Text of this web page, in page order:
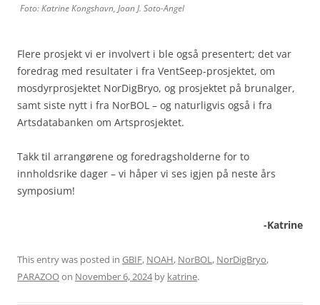
Foto: Katrine Kongshavn, Joan J. Soto-Angel
Flere prosjekt vi er involvert i ble også presentert; det var
foredrag med resultater i fra VentSeep-prosjektet, om
mosdyrprosjektet NorDigBryo, og prosjektet på brunalger,
samt siste nytt i fra NorBOL – og naturligvis også i fra
Artsdatabanken om Artsprosjektet.
Takk til arrangørene og foredragsholderne for to
innholdsrike dager – vi håper vi ses igjen på neste års
symposium!
-Katrine
This entry was posted in GBIF, NOAH, NorBOL, NorDigBryo,
PARAZOOon November 6, 2024by katrine.